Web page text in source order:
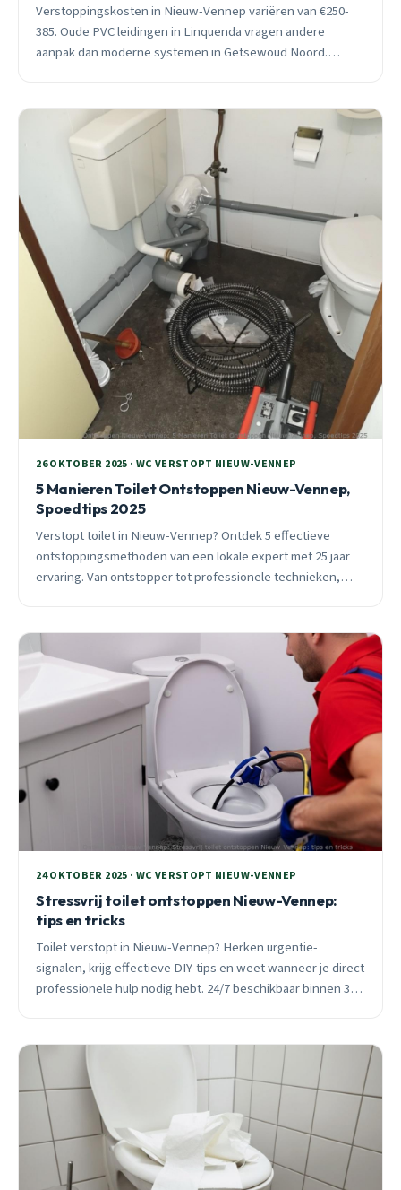
Verstoppingskosten in Nieuw-Vennep variëren van €250-
385. Oude PVC leidingen in Linquenda vragen andere
aanpak dan moderne systemen in Getsewoud Noord.
26 OKTOBER 2025 · WC VERSTOPT NIEUW-VENNEP
5 Manieren Toilet Ontstoppen Nieuw-Vennep,
Spoedtips 2025
Verstopt toilet in Nieuw-Vennep? Ontdek 5 effectieve
ontstoppingsmethoden van een lokale expert met 25 jaar
ervaring. Van ontstopper tot professionele technieken,
24 OKTOBER 2025 · WC VERSTOPT NIEUW-VENNEP
Stressvrij toilet ontstoppen Nieuw-Vennep:
tips en tricks
Toilet verstopt in Nieuw-Vennep? Herken urgentie-
signalen, krijg effectieve DIY-tips en weet wanneer je direct
professionele hulp nodig hebt. 24/7 beschikbaar binnen 30